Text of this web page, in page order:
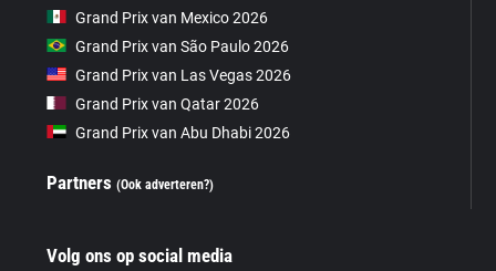
Grand Prix van Mexico 2026
Grand Prix van São Paulo 2026
Grand Prix van Las Vegas 2026
Grand Prix van Qatar 2026
Grand Prix van Abu Dhabi 2026
Partners(Ook adverteren?)
Volg ons op social media